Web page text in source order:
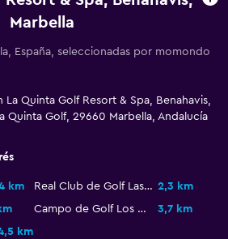
Marbella
España, seleccionadas por momondo
Quinta Golf Resort & Spa, Benahavis,
Quinta Golf, 29660 Marbella, Andalucía
km Real Club de Golf Las Brisas 2,3 km
Campo de Golf Los Naranjos
3,7 km
km